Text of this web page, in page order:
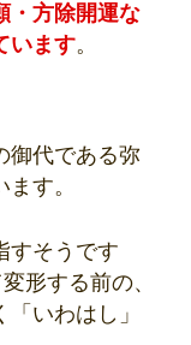
・方除開運な
います。
御代である弥
す。
すそうです
形する前の、
いわはし」